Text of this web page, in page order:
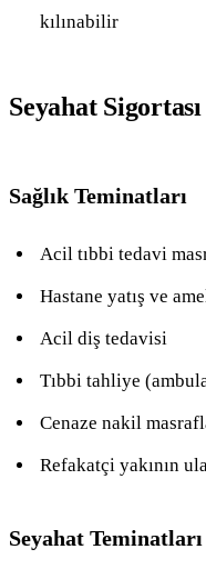
kılınabilir
Seyahat
Sağlık Teminatları
Acil tıbbi tedavi
Hastane yatış ve
Acil diş tedavisi
Tıbbi tahliye
Cenaze nakil
Refakatçi yakının
Seyahat Teminatları